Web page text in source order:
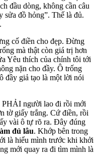
đầu dòng, không cần câu
sửa đồ hỏng”. Thế là đủ.
cố điền cho đẹp. Đừng
mà thật còn giá trị hơn
Yêu thích của chính tôi tới
nặn cho đầy. Ô trống
đầy giả tạo là một lời nói
người lao đi rồi mới
tờ giấy trắng. Cứ điền, rồi
vài ô tự rõ ra. Đây đúng
đủ lâu. Khớp bên trong
là hiểu mình trước khi khởi
mới quay ra đi tìm mình là